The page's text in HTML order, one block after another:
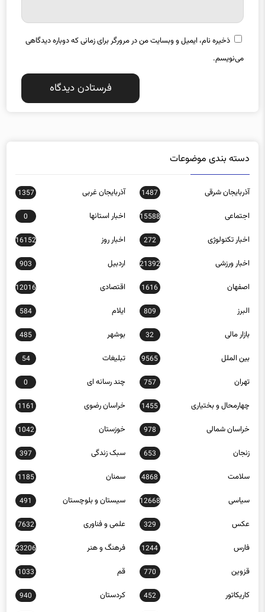
ذخیره نام، ایمیل و وبسایت من در مرورگر برای زمانی که دوباره دیدگاهی
می‌نویسم.
دسته بندی موضوعات
آذربایجان شرقی 1487 آذربایجان غربی 1357
اجتماعی 15588 اخبار استانها 0
اخبار تکنولوژی 272 اخبار روز 16152
اخبار ورزشی 21392 اردبیل 903
اصفهان 1616 اقتصادی 12016
البرز 809 ایلام 584
بازار مالی 32 بوشهر 485
بین الملل 9565 تبلیغات 54
تهران 757 چند رسانه ای 0
چهارمحال و بختیاری 1455 خراسان رضوی 1161
خراسان شمالی 978 خوزستان 1042
زنجان 653 سبک زندگی 397
سلامت 4868 سمنان 1185
سیاسی 12668 سیستان و بلوچستان 491
عکس 329 علمی و فناوری 7632
فارس 1244 فرهنگ و هنر 23206
قزوین 770 قم 1033
کاریکاتور 452 کردستان 940